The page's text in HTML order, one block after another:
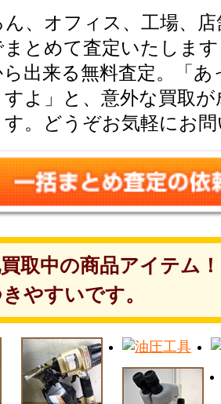
、オフィス、工場、
まとめて査定いたしま
出来る無料査定。「
よ」と、意外な買取
す。どうぞお気軽にお
取中の商品アイテム
やすいです。